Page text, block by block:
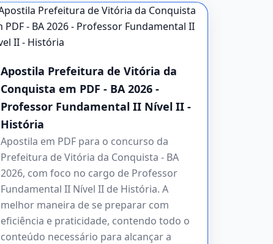
Apostila Prefeitura de Vitória da
Conquista em PDF - BA 2026 -
Professor Fundamental II Nível II -
História
Apostila em PDF para o concurso da
Prefeitura de Vitória da Conquista - BA
2026, com foco no cargo de Professor
Fundamental II Nível II de História. A
melhor maneira de se preparar com
eficiência e praticidade, contendo todo o
conteúdo necessário para alcançar a